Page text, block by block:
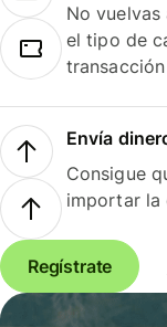
No
el tipo de
Envía
Consigue
importar la
Regístrate